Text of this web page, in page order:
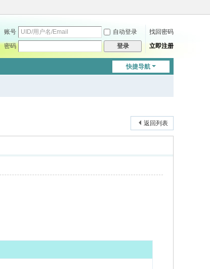
账号 自动登录
找回密码
密码
登录 立即注册
快捷导航
返回列表